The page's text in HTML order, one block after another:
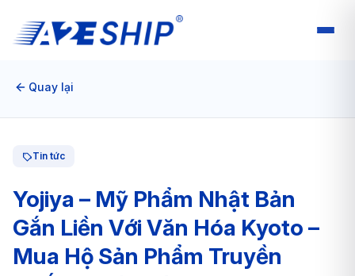
Quay lại
Tin tức
Yojiya – Mỹ Phẩm Nhật Bản
Gắn Liền Với Văn Hóa Kyoto –
Mua Hộ Sản Phẩm Truyền